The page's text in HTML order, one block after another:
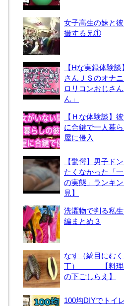
女子高生の妹と
撮する兄①
【Hな実録体験
さんＪＳのオナ
ロリコンおじさ
ん」
【Ｈな体験談】
に合鍵で一人暮
屋に侵入
【驚愕】男子ド
たくなかった「
の実態」ランキ
見】
洗濯物で判る私
編まとめ３
なす（縞目にむ
丁） 【料理
の下ごしらえ】
100均DIYでトイ